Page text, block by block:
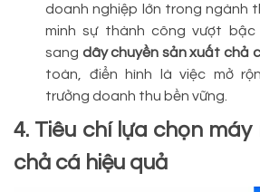
doanh nghiệp lớn trong ngành
minh sự thành công vượt bậc
sang dây chuyền sản xuất chả
toàn, điển hình là việc mở
trưởng doanh thu bền vững.
4. Tiêu chí lựa chọn
chả cá hiệu quả